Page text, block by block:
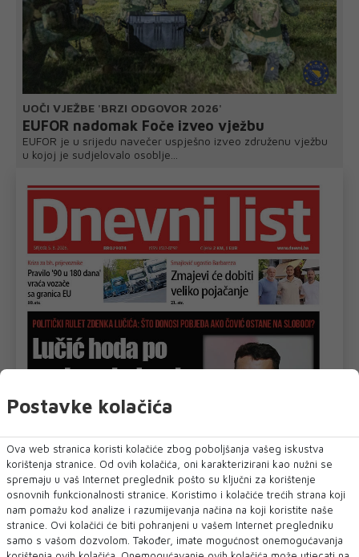
UOČI VJEŽBE 'BRZI ODGOVOR 2026'
EUFOR nadomak Foče izveo vježbu
EUFOR je u srijedu navečer uspješno izveo združenu vježbu
u kojoj je sudjelovalo osoblje...
Postavke kolačića
Ova web stranica koristi kolačiće zbog poboljšanja vašeg iskustva
korištenja stranice. Od ovih kolačića, oni karakterizirani kao nužni se
spremaju u vaš Internet preglednik pošto su ključni za korištenje
osnovnih funkcionalnosti stranice. Koristimo i kolačiće trećih strana koji
nam pomažu kod analize i razumijevanja načina na koji koristite naše
stranice. Ovi kolačići će biti pohranjeni u vašem Internet pregledniku
samo s vašom dozvolom. Također, imate mogućnost onemogućavanja